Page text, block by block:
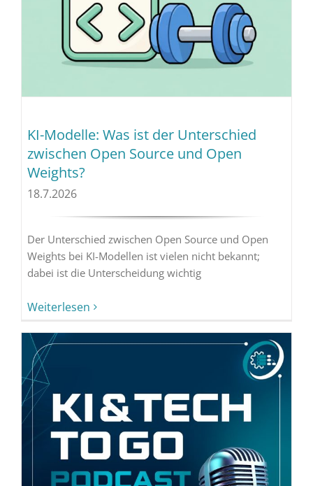
KI-Modelle: Was ist der Unterschied
zwischen Open Source und Open
Weights?
18.7.2026
Der Unterschied zwischen Open Source und Open
Weights bei KI-Modellen ist vielen nicht bekannt;
dabei ist die Unterscheidung wichtig
Weiterlesen